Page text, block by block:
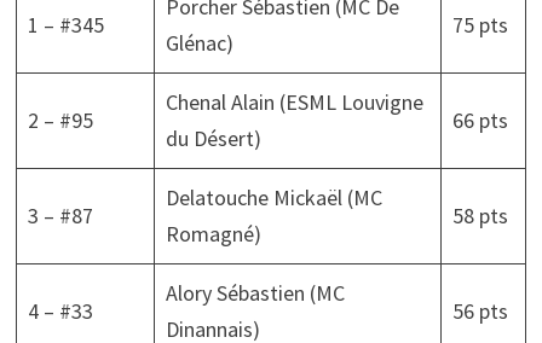
1 – #345
Porcher Sébastien (MC De
Glénac)
75 pts
2 – #95
Chenal Alain (ESML Louvigne
du Désert)
66 pts
3 – #87
Delatouche Mickaël (MC
Romagné)
58 pts
4 – #33
Alory Sébastien (MC
Dinannais)
56 pts